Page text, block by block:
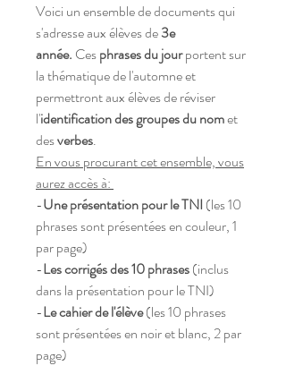
Voici un ensemble de documents qui
s'adresse aux élèves de3e
année. Cesphrases du jourportent sur
la thématique de l'automne et
permettront aux élèves de réviser
l'identification des groupes du nomet
desverbes.
En vous procurant cet ensemble, vous
aurez accès à:
-Une présentation pour le TNI (les 10
phrases sont présentées en couleur, 1
par page)
-Les corrigés des 10 phrases(inclus
dans la présentation pour le TNI)
-Le cahier de l'élève(les 10 phrases
sont présentées en noir et blanc, 2 par
page)